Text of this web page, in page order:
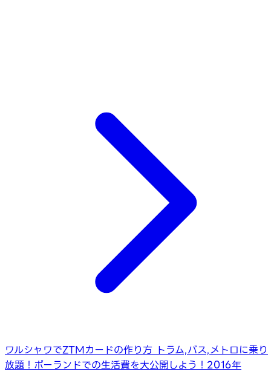
ワルシャワでZTMカードの作り方 トラム,バス,メトロに乗り
放題！ポーランドでの生活費を大公開しよう！2016年